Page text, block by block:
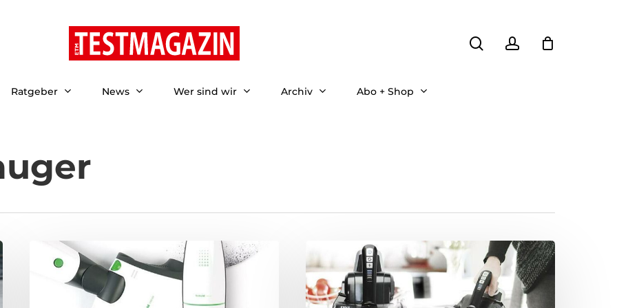
Ratgeber News Wer sind wir Archiv Abo + Shop